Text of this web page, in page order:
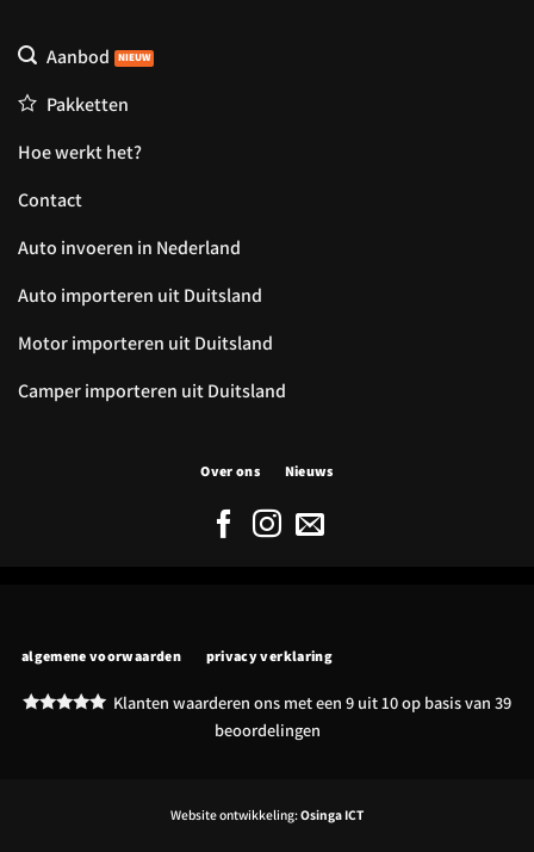
Aanbod
Pakketten
Hoe werkt het?
Contact
Auto invoeren in Nederland
Auto importeren uit Duitsland
Motor importeren uit Duitsland
Camper importeren uit Duitsland
Over ons Nieuws
algemene voorwaarden privacy verklaring
Klanten waarderen ons met een 9 uit 10 op basis van 39
beoordelingen
Website ontwikkeling:Osinga ICT